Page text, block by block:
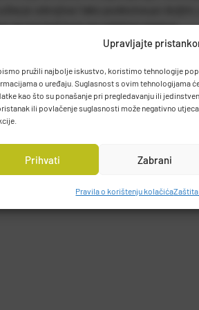
Upravljajte
pružili najbolje iskustvo, koristimo tehnologije
o uređaju. Suglasnost s ovim tehnologijama
kao što su ponašanje pri pregledavanju ili
ili povlačenje suglasnosti može negativno
Prihvati Zabrani
Pravila o korištenju kolačića
za sve koji love na umjetne mamce.
Samobor, HRVATSKA